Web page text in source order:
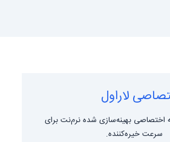
لاراول
اختصاصی بهینه‌سازی شده نرم‌نت برای
سرعت خیره‌کننده.